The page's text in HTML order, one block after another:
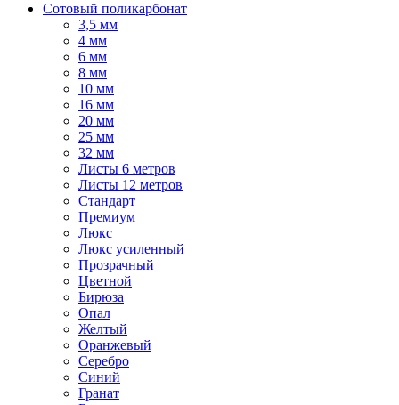
Сотовый поликарбонат
3,5 мм
4 мм
6 мм
8 мм
10 мм
16 мм
20 мм
25 мм
32 мм
Листы 6 метров
Листы 12 метров
Стандарт
Премиум
Люкс
Люкс усиленный
Прозрачный
Цветной
Бирюза
Опал
Желтый
Оранжевый
Серебро
Синий
Гранат